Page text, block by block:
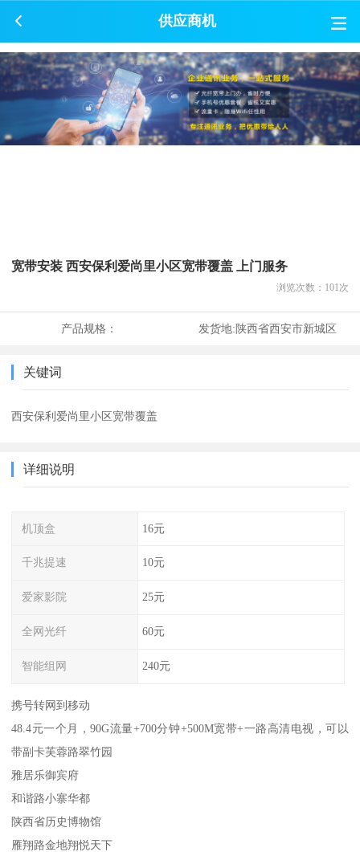
供应商机
宽带安装 西安保利爱尚里小区宽带覆盖 上门服务
浏览次数： 101 次
产品规格： 发货地:陕西省西安市新城区
关键词
西安保利爱尚里小区宽带覆盖
详细说明
机顶盒 16元
千兆提速 10元
爱家影院 25元
全网光纤 60元
智能组网 240元
携号转网到移动
48.4元一个月，90G流量+700分钟+500M宽带+一路高清电视，可以
带副卡芙蓉路翠竹园
雅居乐御宾府
和谐路小寨华都
陕西省历史博物馆
雁翔路金地翔悦天下